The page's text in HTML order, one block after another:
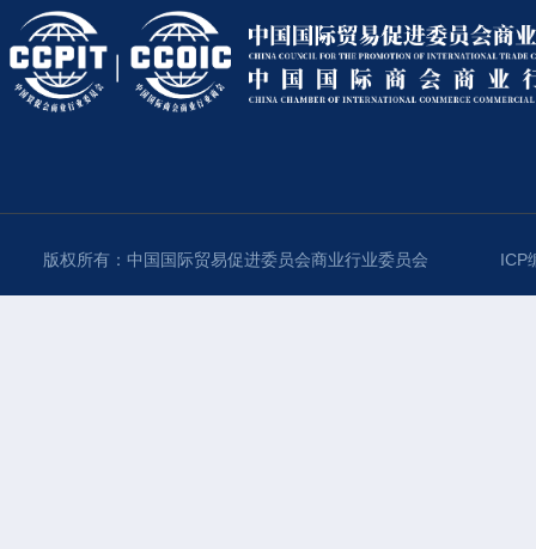
版权所有：中国国际贸易促进委员会商业行业委员会 ICP